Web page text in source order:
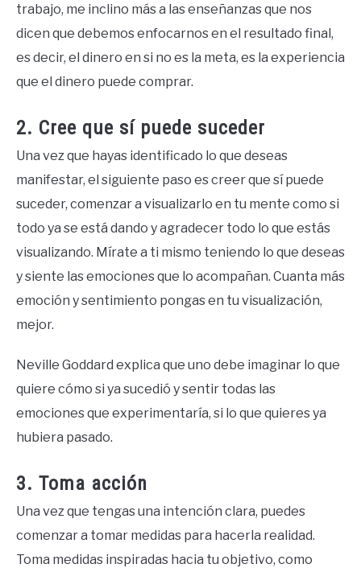
trabajo, me inclino más a las enseñanzas que nos
dicen que debemos enfocarnos en el resultado final,
es decir, el dinero en si no es la meta, es la experiencia
que el dinero puede comprar.
2. Cree que sí puede suceder
Una vez que hayas identificado lo que deseas
manifestar, el siguiente paso es creer que sí puede
suceder, comenzar a visualizarlo en tu mente como si
todo ya se está dando y agradecer todo lo que estás
visualizando. Mírate a ti mismo teniendo lo que deseas
y siente las emociones que lo acompañan. Cuanta más
emoción y sentimiento pongas en tu visualización,
mejor.
Neville Goddard explica que uno debe imaginar lo que
quiere cómo si ya sucedió y sentir todas las
emociones que experimentaría, si lo que quieres ya
hubiera pasado.
3. Toma acción
Una vez que tengas una intención clara, puedes
comenzar a tomar medidas para hacerla realidad.
Toma medidas inspiradas hacia tu objetivo, como